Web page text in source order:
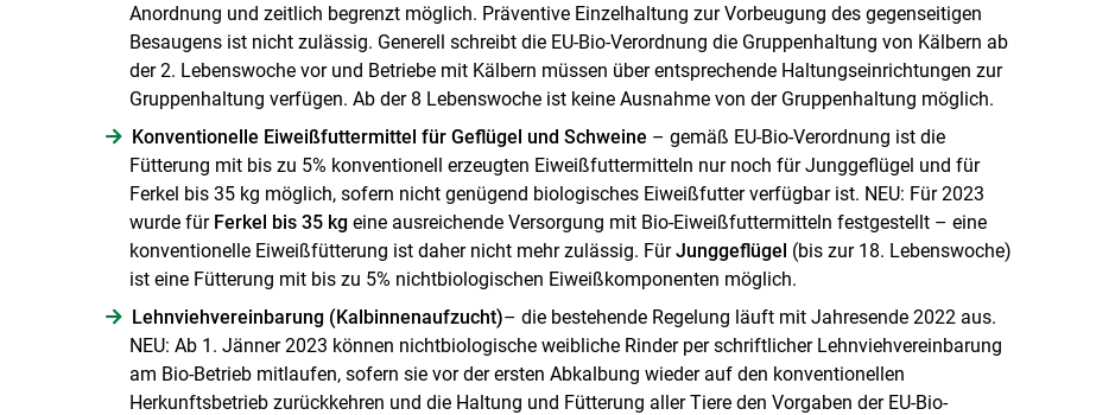
Anordnung und zeitlich begrenzt möglich. Präventive Einzelhaltung zur Vorbeugung des gegenseitigen
Besaugens ist nicht zulässig. Generell schreibt die EU-Bio-Verordnung die Gruppenhaltung von Kälbern ab
der 2. Lebenswoche vor und Betriebe mit Kälbern müssen über entsprechende Haltungseinrichtungen zur
Gruppenhaltung verfügen. Ab der 8 Lebenswoche ist keine Ausnahme von der Gruppenhaltung möglich.
Konventionelle Eiweißfuttermittel für Geflügel und Schweine – gemäß EU-Bio-Verordnung ist die
Fütterung mit bis zu 5% konventionell erzeugten Eiweißfuttermitteln nur noch für Junggeflügel und für
Ferkel bis 35 kg möglich, sofern nicht genügend biologisches Eiweißfutter verfügbar ist. NEU: Für 2023
wurde für Ferkel bis 35 kgeine ausreichende Versorgung mit Bio-Eiweißfuttermitteln festgestellt – eine
konventionelle Eiweißfütterung ist daher nicht mehr zulässig. FürJunggeflügel (bis zur 18. Lebenswoche)
ist eine Fütterung mit bis zu 5% nichtbiologischen Eiweißkomponenten möglich.
Lehnviehvereinbarung (Kalbinnenaufzucht)– die bestehende Regelung läuft mit Jahresende 2022 aus.
NEU: Ab 1. Jänner 2023 können nichtbiologische weibliche Rinder per schriftlicher Lehnviehvereinbarung
am Bio-Betrieb mitlaufen, sofern sie vor der ersten Abkalbung wieder auf den konventionellen
Herkunftsbetrieb zurückkehren und die Haltung und Fütterung aller Tiere den Vorgaben der EU-Bio-